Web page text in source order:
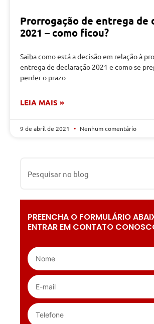
Prorrogação de entrega de
2021 – como ficou?
Saiba como está a decisão em relação à
entrega de declaração 2021 e como se
perder o prazo
LEIA MAIS »
9 de abril de 2021 Nenhum comentário
PREENCHA O FORMULÁRIO
ENTRAR EM CONTATO